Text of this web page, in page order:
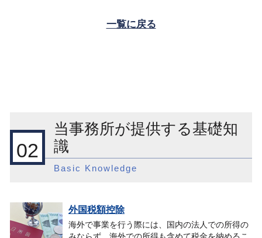
一覧に戻る
02
当事務所が提供する基礎知
識
Basic Knowledge
外国税額控除
海外で事業を行う際には、国内の法人での所得の